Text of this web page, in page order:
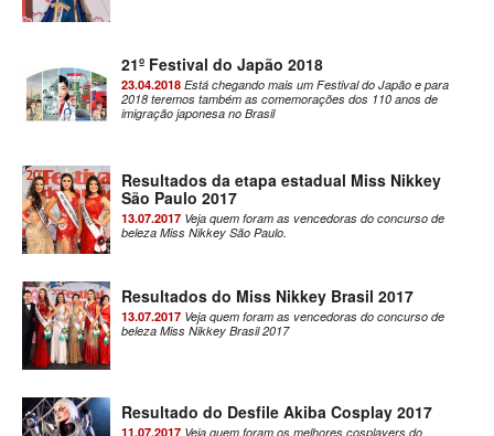
21º Festival do Japão 2018
23.04.2018 Está chegando mais um Festival do Japão e para
2018 teremos também as comemorações dos 110 anos de
imigração japonesa no Brasil
Resultados da etapa estadual Miss Nikkey
São Paulo 2017
13.07.2017 Veja quem foram as vencedoras do concurso de
beleza Miss Nikkey São Paulo.
Resultados do Miss Nikkey Brasil 2017
13.07.2017 Veja quem foram as vencedoras do concurso de
beleza Miss Nikkey Brasil 2017
Resultado do Desfile Akiba Cosplay 2017
11.07.2017 Veja quem foram os melhores cosplayers do